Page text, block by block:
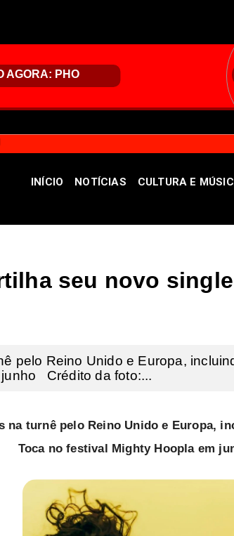
INÍCIO NOTÍCIAS CULTURA E
de ônibus: saiba como denunciar
seu novo
pelo Reino Unido e Europa,
Crédito da foto:...
na turnê pelo Reino Unido e Europa,
Toca no festival Mighty Hoopla em